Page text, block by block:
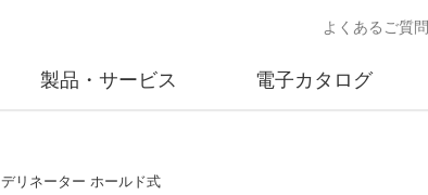
よくあるご質問
製品・サービス 電子カタログ
デリネーター ホールド式